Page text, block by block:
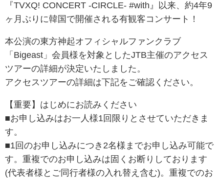
『TVXQ! CONCERT -CIRCLE- #with』以来、約4年9
ヶ月ぶりに韓国で開催される有観客コンサート！
本公演の東方神起オフィシャルファンクラブ
「Bigeast」会員様を対象としたJTB主催のアクセス
ツアーの詳細が決定いたしました。
アクセスツアーの詳細は下記をご確認ください。
【重要】はじめにお読みください
■お申し込みはお一人様1回限りとさせていただきま
す。
■1回のお申し込みにつき2名様までお申し込み可能で
す。重複でのお申し込みは固くお断りしております
(代表者様とご同行者様の入れ替え含む)。重複でのお